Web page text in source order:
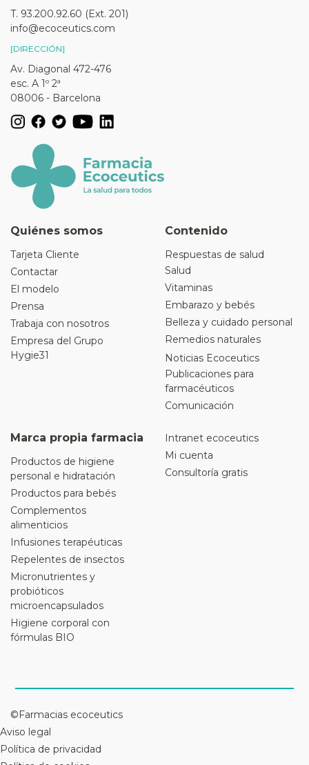
T. 93.200.92.60 (Ext. 201)
info@ecoceutics.com
[DIRECCIÓN]
Av. Diagonal 472-476
esc. A 1º 2ª
08006 - Barcelona
Quiénes somos
Tarjeta Cliente
Contactar
El modelo
Prensa
Trabaja con nosotros
Empresa del Grupo
Hygie31
Contenido
Respuestas de salud
Salud
Vitaminas
Embarazo y bebés
Belleza y cuidado personal
Remedios naturales
Noticias Ecoceutics
Publicaciones para
farmacéuticos
Comunicación
Marca propia farmacia
Productos de higiene
personal e hidratación
Productos para bebés
Complementos
alimenticios
Infusiones terapéuticas
Repelentes de insectos
Micronutrientes y
probióticos
microencapsulados
Higiene corporal con
fórmulas BIO
Intranet ecoceutics
Mi cuenta
Consultoría gratis
©Farmacias ecoceutics
Aviso legal
Política de privacidad